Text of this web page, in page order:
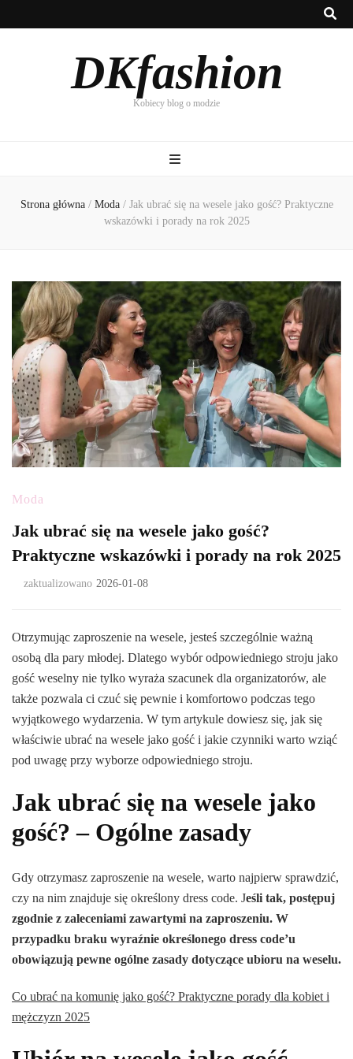
DKfashion
Kobiecy blog o modzie
Strona główna / Moda / Jak ubrać się na wesele jako gość? Praktyczne
wskazówki i porady na rok 2025
Moda
Jak ubrać się na wesele jako gość?
Praktyczne wskazówki i porady na rok 2025
zaktualizowano 2026-01-08
Otrzymując zaproszenie na wesele, jesteś szczególnie ważną
osobą dla pary młodej. Dlatego wybór odpowiedniego stroju jako
gość weselny nie tylko wyraża szacunek dla organizatorów, ale
także pozwala ci czuć się pewnie i komfortowo podczas tego
wyjątkowego wydarzenia. W tym artykule dowiesz się, jak się
właściwie ubrać na wesele jako gość i jakie czynniki warto wziąć
pod uwagę przy wyborze odpowiedniego stroju.
Jak ubrać się na wesele jako
gość? – Ogólne zasady
Gdy otrzymasz zaproszenie na wesele, warto najpierw sprawdzić,
czy na nim znajduje się określony dress code. Jeśli tak, postępuj
zgodnie z zaleceniami zawartymi na zaproszeniu. W
przypadku braku wyraźnie określonego dress code’u
obowiązują pewne ogólne zasady dotyczące ubioru na weselu.
Co ubrać na komunię jako gość? Praktyczne porady dla kobiet i
mężczyzn 2025